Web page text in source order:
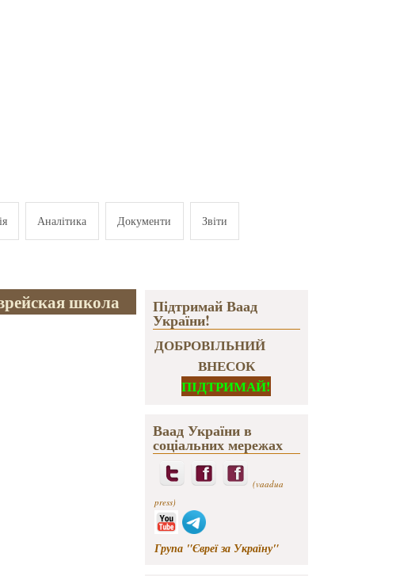
Аналітика Документи Звіти
школа Підтримай Ваад
України!
ДОБРОВІЛЬНИЙ
ВНЕСОК
ПІДТРИМАЙ!
Ваад України в
соціальних мережах
(vaadua
press)
Група "Євреї за Україну"